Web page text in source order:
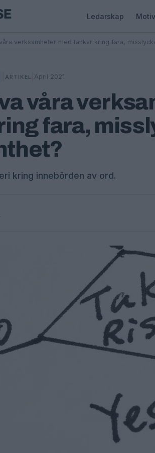
Ledarskap
verksamheter med tankar kring fara,
ARTIKEL April 2021
våra
fara,
kring innebörden av ord.